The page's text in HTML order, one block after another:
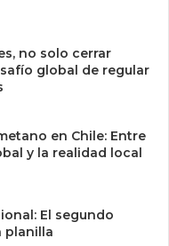
no solo cerrar
global de regular
en Chile: Entre
y la realidad local
El segundo
planilla